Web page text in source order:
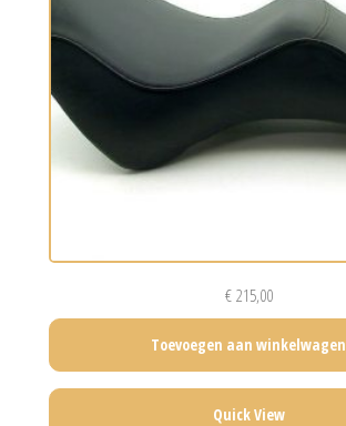
€215,00
Toevoegen aan winkelwagen
Quick View